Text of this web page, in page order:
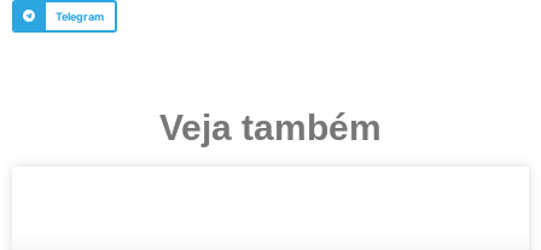
Telegram
Veja também